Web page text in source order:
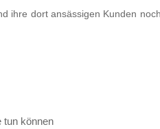
ihre dort ansässigen Kunden
tun können